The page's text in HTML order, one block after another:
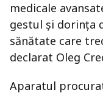
medicale
gestul și dorința
sănătate care
declarat Oleg
Aparatul